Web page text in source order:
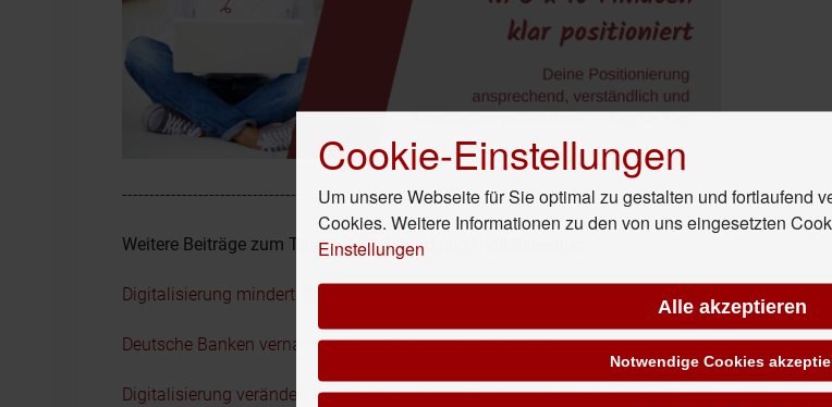
----------------------------------
Weitere Beiträge zum Thema Mittelstand und Digitalisierung
Digitalisierung mindert Steuerlast für Mittelständler
Deutsche Banken vernachlässigen Onlinekanäle für KMUs
Digitalisierung verändert die Berufe – welche Berufe bleiben, was ist neu?
Cookie-Einstellungen
Um unsere Webseite für Sie optimal zu gestalten und fortlaufend
Cookies. Weitere Informationen zu den von uns eingesetzten
Einstellungen
Alle akzeptieren
Notwendige Cookies